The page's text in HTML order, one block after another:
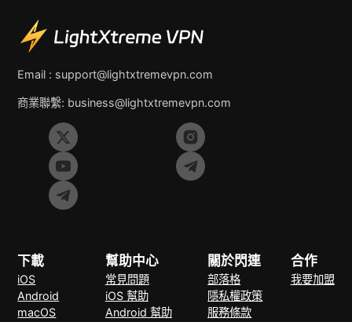
Email : support@lightxtremevpn.com
商業聯繫: business@lightxtremevpn.com
下載
iOS
Android
macOS
幫助中心
常見問題
iOS 幫助
Android 幫助
關於閃連
部落格
隱私權政策
服務條款
合作
我要加盟